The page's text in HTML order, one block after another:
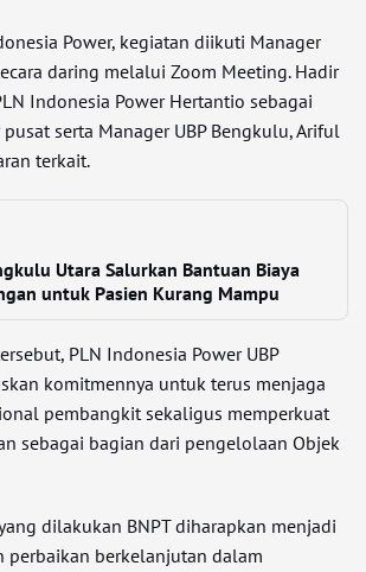
Power, kegiatan diikuti Manager
daring melalui Zoom Meeting. Hadir
Indonesia Power Hertantio sebagai
serta Manager UBP Bengkulu, Ariful
terkait.
Utara Salurkan Bantuan Biaya
untuk Pasien Kurang Mampu
PLN Indonesia Power UBP
komitmennya untuk terus menjaga
pembangkit sekaligus memperkuat
sebagai bagian dari pengelolaan Objek
dilakukan BNPT diharapkan menjadi
perbaikan berkelanjutan dalam